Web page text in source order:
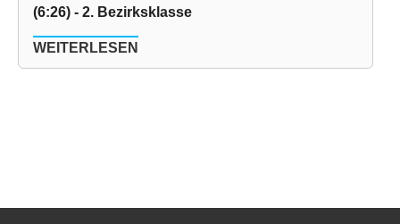
(6:26) - 2. Bezirksklasse
WEITERLESEN